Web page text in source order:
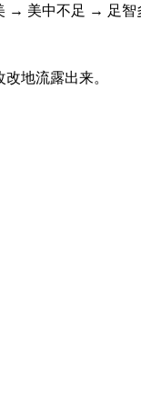
→ 美中不足 → 足
地流露出来。